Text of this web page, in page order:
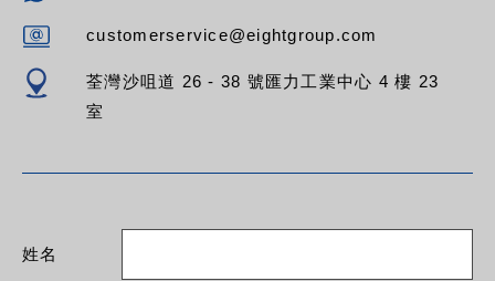
customerservice@eightgroup.com
荃灣沙咀道 26 - 38 號匯力工業中心 4 樓 23
室
姓名